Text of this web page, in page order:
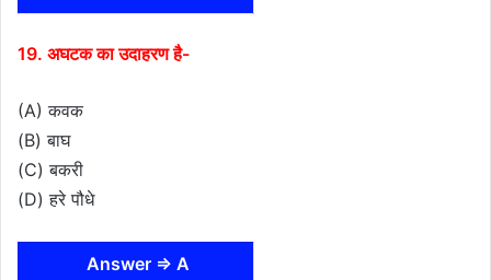
19. अघटक का उदाहरण है-
(A) कवक
(B) बाघ
(C) बकरी
(D) हरे पौधे
Answer ⇒ A